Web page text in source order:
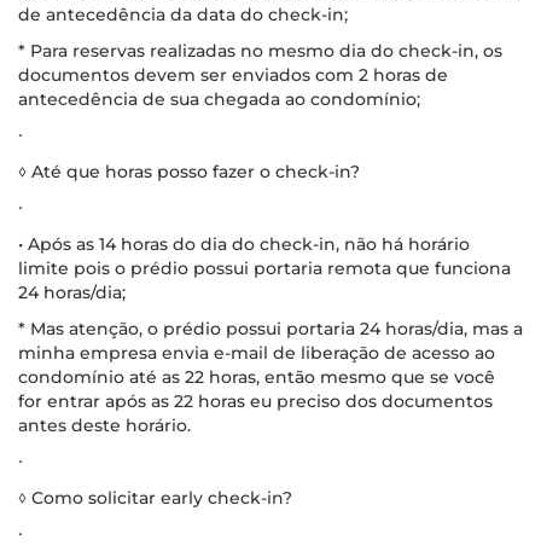
de antecedência da data do check-in;
* Para reservas realizadas no mesmo dia do check-in, os
documentos devem ser enviados com 2 horas de
antecedência de sua chegada ao condomínio;
∙
◊ Até que horas posso fazer o check-in?
∙
• Após as 14 horas do dia do check-in, não há horário
limite pois o prédio possui portaria remota que funciona
24 horas/dia;
* Mas atenção, o prédio possui portaria 24 horas/dia, mas a
minha empresa envia e-mail de liberação de acesso ao
condomínio até as 22 horas, então mesmo que se você
for entrar após as 22 horas eu preciso dos documentos
antes deste horário.
∙
◊ Como solicitar early check-in?
∙